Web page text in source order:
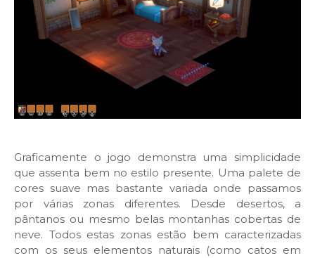
Graficamente o jogo demonstra uma simplicidade
que assenta bem no estilo presente. Uma palete de
cores suave mas bastante variada onde passamos
por várias zonas diferentes. Desde desertos, a
pântanos ou mesmo belas montanhas cobertas de
neve. Todos estas zonas estão bem caracterizadas
com os seus elementos naturais (como catos em